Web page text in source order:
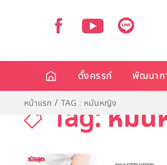
ตั้งครรภ์ พัฒนาก
หน้าแรก TAG : หมันหญิง
Tag: หมั